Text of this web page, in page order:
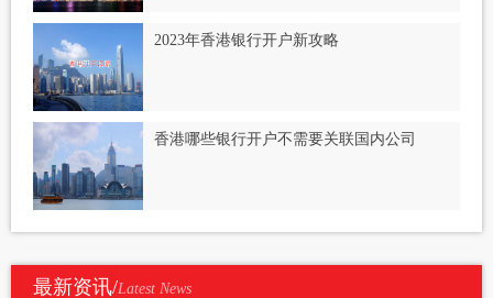
2023年香港银行开户新攻略
香港哪些银行开户不需要关联国内公司
最新资讯/Latest News